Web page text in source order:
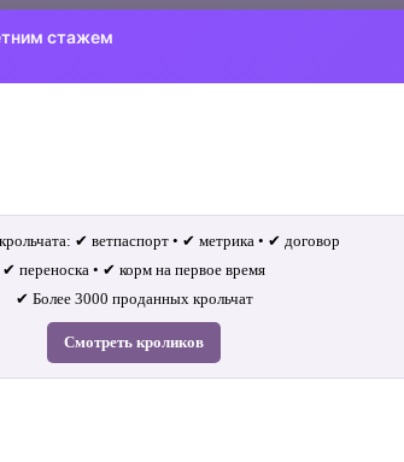
стажем
✔ ветпаспорт • ✔ метрика • ✔ договор
✔ переноска • ✔ корм на первое время
✔ Более 3000 проданных крольчат
Смотреть кроликов